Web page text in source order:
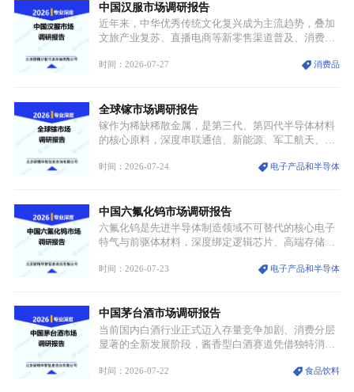
价无市”的供给真空，并沿高频覆铜板、PCB电路板向
AI服务器、5G基站等高端电子终端持续传导，全产业
链生产、成本、交付均承受巨大压力。
中国汉服市场调研报告
近年来，中华优秀传统文化复兴成为主流趋势，叠加
文旅产业复苏、直播电商等新零售渠道普及、消费群
服不再局限于传统节日、古风活动等小众场景，逐步
重要载体。同时，行业标准落地、生产技术升级、原
创设计能力提升，进一步夯实产业发展根基，吸引传
统服饰品牌、文旅企业等跨界入局，市场活力持续释
时间：2026-07-27 消费品
全球镓市场调研报告
镓作为稀缺稀散金属，是第三代、第四代半导体材料
的核心原料，深度串联通信、新能源、军工航天、光
与大国科技博弈的关键战略资源。镓并非传统大宗金
领域渗透”的战略体系，成为全球科技产业运转的刚
需资源。
时间：2026-07-24 电子产品和半导体
中国六氟化钨市场调研报告
六氟化钨是先进半导体制造领域不可替代的核心电子
特气与前驱体材料，深度绑定逻辑芯片、高端存储芯
沉积（CVD）、原子层沉积（ALD）工艺专用前驱体
密制造流程。
时间：2026-07-23 电子产品和半导体
中国茅台酒市场调研报告
当前国内白酒行业正式迈入存量竞争加剧、消费分层
显著的全新发展阶段，酱香型白酒赛道凭借独特消费
道。贵州茅台凭借独一无二的核心产区壁垒、刚性产
时间：2026-07-22 食品饮料